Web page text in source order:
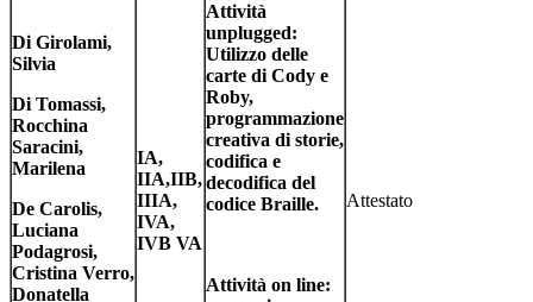
Di Girolami,
Silvia
Di Tomassi,
Rocchina
Saracini,
Marilena
De Carolis,
Luciana
Podagrosi,
Cristina Verro,
Donatella
IA,
IIA,IIB,
IIIA,
IVA,
IVB VA
Attività
unplugged:
Utilizzo delle
carte di Cody e
Roby,
programmazione
creativa di storie,
codifica e
decodifica del
codice Braille.
Attività on line:
Attestato